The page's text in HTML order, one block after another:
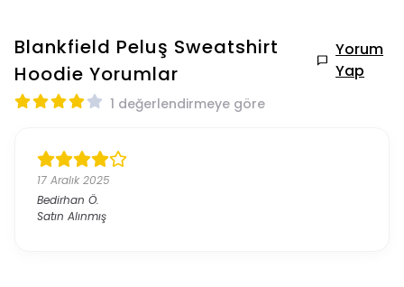
Blankfield Peluş Sweatshirt
Hoodie Yorumlar
Yorum
Yap
1 değerlendirmeye göre
17 Aralık 2025
Bedirhan Ö.
Satın Alınmış